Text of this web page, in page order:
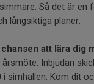
Så det är en
långsiktiga planer.
att lära dig
årsmöte. Inbjudan
i simhallen. Kom dit